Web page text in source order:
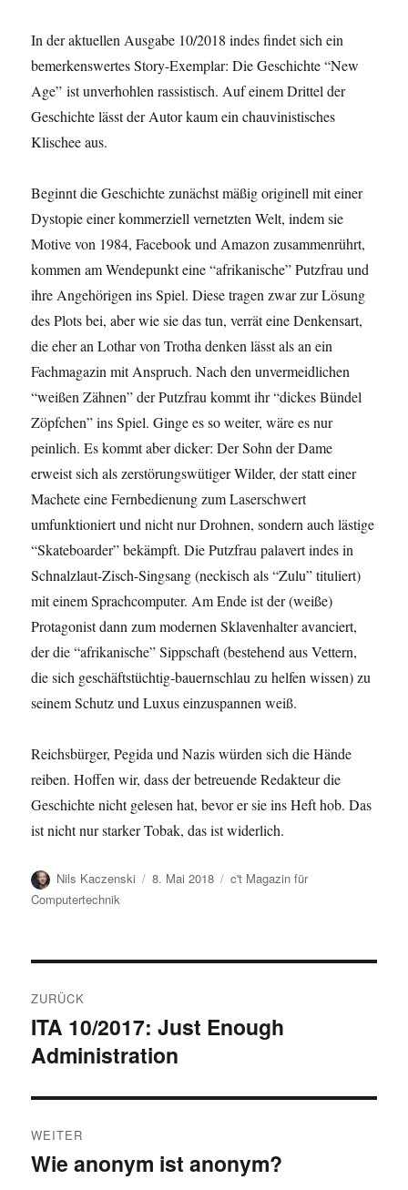
In der aktuellen Ausgabe 10/2018 indes findet sich ein
bemerkenswertes Story-Exemplar: Die Geschichte “New
Age” ist unverhohlen rassistisch. Auf einem Drittel der
Geschichte lässt der Autor kaum ein chauvinistisches
Klischee aus.
Beginnt die Geschichte zunächst mäßig originell mit einer
Dystopie einer kommerziell vernetzten Welt, indem sie
Motive von 1984, Facebook und Amazon zusammenrührt,
kommen am Wendepunkt eine “afrikanische” Putzfrau und
ihre Angehörigen ins Spiel. Diese tragen zwar zur Lösung
des Plots bei, aber wie sie das tun, verrät eine Denkensart,
die eher an Lothar von Trotha denken lässt als an ein
Fachmagazin mit Anspruch. Nach den unvermeidlichen
“weißen Zähnen” der Putzfrau kommt ihr “dickes Bündel
Zöpfchen” ins Spiel. Ginge es so weiter, wäre es nur
peinlich. Es kommt aber dicker: Der Sohn der Dame
erweist sich als zerstörungswütiger Wilder, der statt einer
Machete eine Fernbedienung zum Laserschwert
umfunktioniert und nicht nur Drohnen, sondern auch lästige
“Skateboarder” bekämpft. Die Putzfrau palavert indes in
Schnalzlaut-Zisch-Singsang (neckisch als “Zulu” tituliert)
mit einem Sprachcomputer. Am Ende ist der (weiße)
Protagonist dann zum modernen Sklavenhalter avanciert,
der die “afrikanische” Sippschaft (bestehend aus Vettern,
die sich geschäftstüchtig-bauernschlau zu helfen wissen) zu
seinem Schutz und Luxus einzuspannen weiß.
Reichsbürger, Pegida und Nazis würden sich die Hände
reiben. Hoffen wir, dass der betreuende Redakteur die
Geschichte nicht gelesen hat, bevor er sie ins Heft hob. Das
ist nicht nur starker Tobak, das ist widerlich.
Autor
Nils Kaczenski
Veröffentlicht
8. Mai 2018 Kategorien
c't Magazin für
Computertechnik
ZURÜCK
Vorheriger
Beitrag:
ITA 10/2017: Just Enough
Administration
WEITER
Nächster
Wie anonym ist anonym?